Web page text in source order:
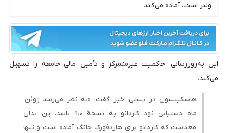
ولتر است، آماده می‌کند.
این به‌روزرسانی، حاکمیت غیرمتمرکز و تأمین مالی جامعه را تسهیل
می‌کند.
هاسکینسون در پستی اخیر گفت: «به نظر می‌رسد ژوئن،
ماهِ دستیابیِ نودِ کاردانو به نسخهٔ ۹.۰ باشد. این بدان
معناست که کاردانو برای هاردفورک چانگ آماده است و تنها